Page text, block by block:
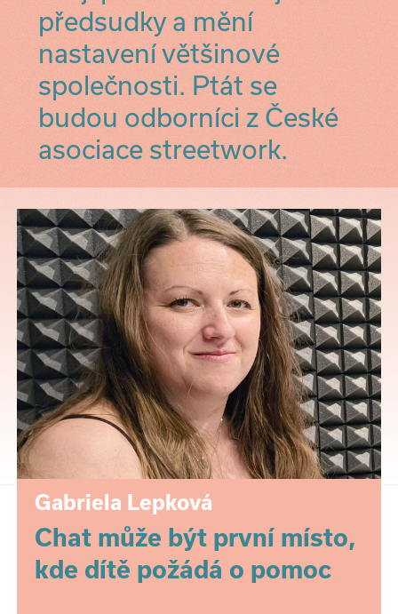
předsudky a mění
nastavení většinové
společnosti. Ptát se
budou odborníci z České
asociace streetwork.
Gabriela Lepková
Chat může být první místo,
kde dítě požádá o pomoc